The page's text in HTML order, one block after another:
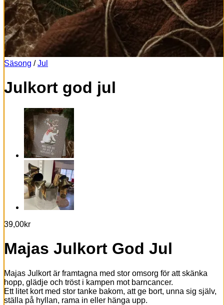
Säsong / Jul
Julkort god jul
39,00kr
Majas Julkort God Jul
Majas Julkort är framtagna med stor omsorg för att skänka
hopp, glädje och tröst i kampen mot barncancer.
Ett litet kort med stor tanke bakom, att ge bort, unna sig själv,
ställa på hyllan, rama in eller hänga upp.